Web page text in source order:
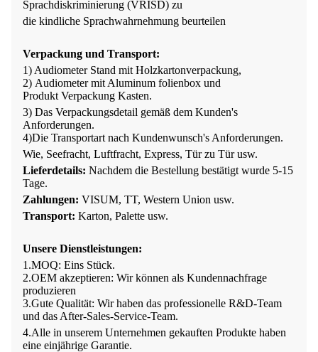
Sprachdiskriminierung (VRISD) zu
die kindliche Sprachwahrnehmung beurteilen
Verpackung und Transport:
1) AudiometerStand mit Holzkartonverpackung,
2) Audiometer mit Aluminum folienbox und
Produkt Verpackung Kasten.
3) Das Verpackungsdetail gemäß dem Kunden's
Anforderungen.
4)Die Transportart nach Kundenwunsch's Anforderungen.
Wie, Seefracht, Luftfracht, Express, Tür zu Tür usw.
Lieferdetails: Nachdem die Bestellung bestätigt wurde 5-15
Tage.
Zahlungen: VISUM, TT, Western Union usw.
Transport: Karton, Palette usw.
Unsere Dienstleistungen:
1.MOQ: Eins Stück.
2.OEM akzeptieren: Wir können als Kundennachfrage
produzieren
3.Gute Qualität: Wir haben das professionelle R&D-Team
und das After-Sales-Service-Team.
4.Alle in unserem Unternehmen gekauften Produkte haben
eine einjährige Garantie.